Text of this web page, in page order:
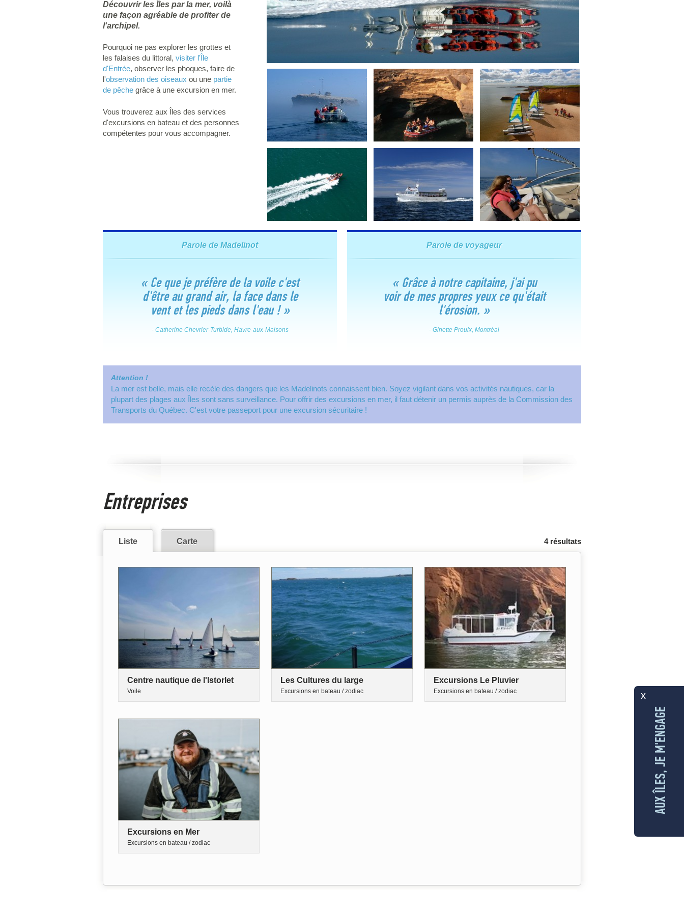
Découvrir les Îles par la mer, voilà
une façon agréable de profiter de
l'archipel.
Pourquoi ne pas explorer les grottes et
les falaises du littoral, visiter l'Île
d'Entrée, observer les phoques, faire de
l'observation des oiseaux ou une partie
de pêche grâce à une excursion en mer.
Vous trouverez aux Îles des services
d'excursions en bateau et des personnes
compétentes pour vous accompagner.
Parole de Madelinot
«Ce que je préfère de la voile c'est
d'être au grand air, la face dans le
vent et les pieds dans l'eau !»
- Catherine Chevrier-Turbide, Havre-aux-Maisons
Parole de voyageur
« Grâce à notre capitaine, j'ai pu
voir de mes propres yeux ce qu'était
l'érosion. »
- Ginette Proulx, Montréal
Attention !
La mer est belle, mais elle recèle des dangers que les Madelinots connaissent bien. Soyez vigilant dans vos activités nautiques, car la
plupart des plages aux Îles sont sans surveillance. Pour offrir des excursions en mer, il faut détenir un permis auprès de la Commission des
Transports du Québec. C'est votre passeport pour une excursion sécuritaire !
Entreprises
4 résultats
Liste Carte
Centre nautique de l'Istorlet
Voile
Les Cultures du large
Excursions en bateau / zodiac
Excursions Le Pluvier
Excursions en bateau / zodiac
Excursions en Mer
Excursions en bateau / zodiac
x
AUX ÎLES, JE M'ENGAGE